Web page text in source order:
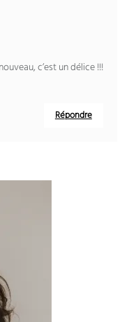
c’est un délice !!!
Répondre